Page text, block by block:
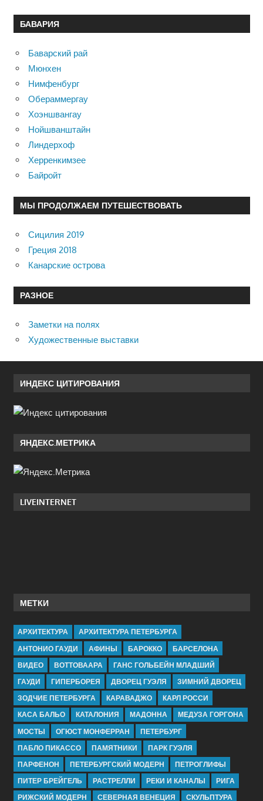
БАВАРИЯ
Баварский рай
Мюнхен
Нимфенбург
Обераммергау
Хоэншвангау
Нойшванштайн
Линдерхоф
Херренкимзее
Байройт
МЫ ПРОДОЛЖАЕМ ПУТЕШЕСТВОВАТЬ
Сицилия 2019
Греция 2018
Канарские острова
РАЗНОЕ
Заметки на полях
Художественные выставки
ИНДЕКС ЦИТИРОВАНИЯ
ЯНДЕКС.МЕТРИКА
LIVEINTERNET
МЕТКИ
АРХИТЕКТУРА
АРХИТЕКТУРА ПЕТЕРБУРГА
АНТОНИО ГАУДИ
АФИНЫ БАРОККО
БАРСЕЛОНА
ВИДЕО
ВОТТОВААРА
ГАНС ГОЛЬБЕЙН МЛАДШИЙ
ГАУДИ
ГИПЕРБОРЕЯ ДВОРЕЦ ГУЭЛЯ
ЗИМНИЙ ДВОРЕЦ
ЗОДЧИЕ ПЕТЕРБУРГА
КАРАВАДЖО
КАРЛ РОССИ
КАСА БАЛЬО
КАТАЛОНИЯ МАДОННА
МЕДУЗА ГОРГОНА
МОСТЫ
ОГЮСТ МОНФЕРРАН
ПЕТЕРБУРГ
ПАБЛО ПИКАССО
ПАМЯТНИКИ
ПАРК ГУЭЛЯ
ПАРФЕНОН
ПЕТЕРБУРГСКИЙ МОДЕРН
ПЕТРОГЛИФЫ
ПИТЕР БРЕЙГЕЛЬ
РАСТРЕЛЛИ РЕКИ И КАНАЛЫ
РИГА
РИЖСКИЙ МОДЕРН
СЕВЕРНАЯ ВЕНЕЦИЯ СКУЛЬПТУРА